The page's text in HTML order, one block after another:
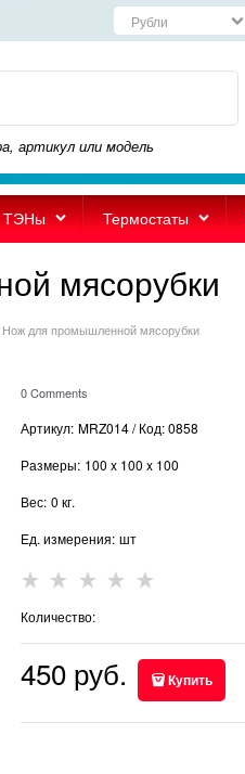
артикул или модель
ТЭНы Термостаты
мясорубки
Нож для промышленной мясорубки
0 Comments
Артикул: MRZ014 / Код: 0858
Размеры: 100 x 100 x 100
Вес: 0 кг.
Ед. измерения: шт
Количество:
450 руб. Купить